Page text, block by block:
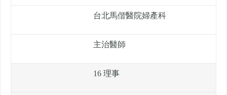
台北馬偕醫院婦產科
主治醫師
16 理事